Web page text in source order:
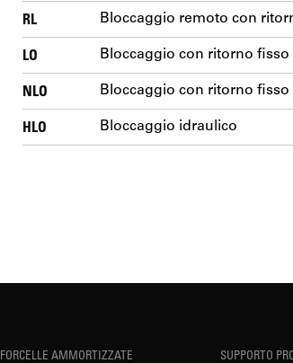
RL Bloccaggio remoto con
LO Bloccaggio con ritorno
NLO Bloccaggio con ritorno fisso
HLO Bloccaggio idraulico
FORCELLE AMMORTIZZATE
SUPPORTO